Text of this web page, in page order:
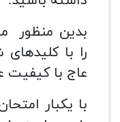
را با
عاج با کیفیت
با یکبار